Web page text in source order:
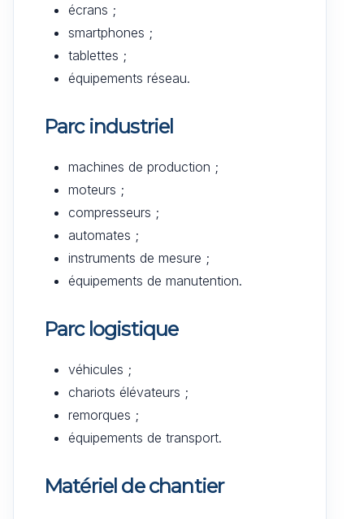
écrans ;
smartphones ;
tablettes ;
équipements réseau.
Parc industriel
machines de production ;
moteurs ;
compresseurs ;
automates ;
instruments de mesure ;
équipements de manutention.
Parc logistique
véhicules ;
chariots élévateurs ;
remorques ;
équipements de transport.
Matériel de chantier